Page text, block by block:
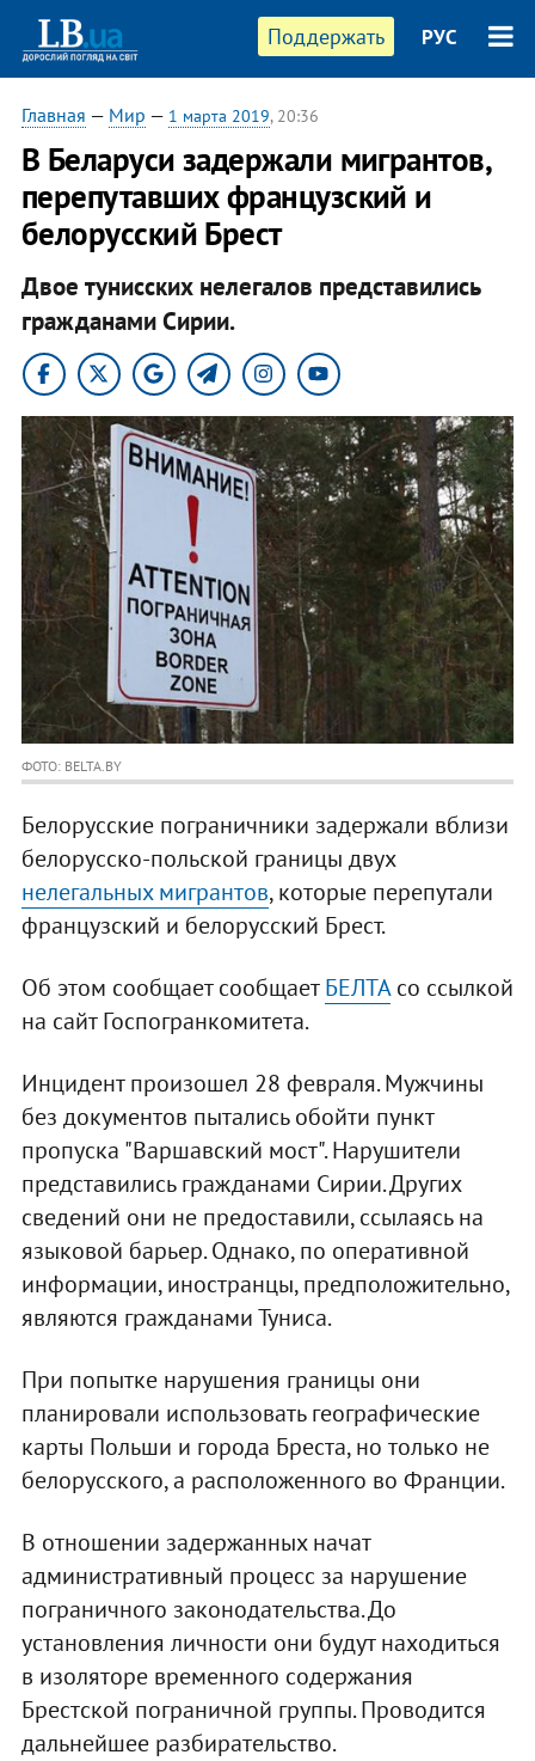
Поддержать РУС
Главная — Мир — 1 марта 2019, 20:36
В Беларуси задержали мигрантов,
перепутавших французский и
белорусский Брест
Двое тунисских нелегалов представились
гражданами Сирии.
ФОТО: BELTA.BY
Белорусские пограничники задержали вблизи
белорусско-польской границы двух
нелегальных мигрантов, которые перепутали
французский и белорусский Брест.
Об этом сообщает сообщаетБЕЛТАсо ссылкой
на сайт Госпогранкомитета.
Инцидент произошел 28 февраля. Мужчины
без документов пытались обойти пункт
пропуска "Варшавский мост". Нарушители
представились гражданами Сирии. Других
сведений они не предоставили, ссылаясь на
языковой барьер. Однако, по оперативной
информации, иностранцы, предположительно,
являются гражданами Туниса.
При попытке нарушения границы они
планировали использовать географические
карты Польши и города Бреста, но только не
белорусского, а расположенного во Франции.
В отношении задержанных начат
административный процесс за нарушение
пограничного законодательства. До
установления личности они будут находиться
в изоляторе временного содержания
Брестской пограничной группы. Проводится
дальнейшее разбирательство.